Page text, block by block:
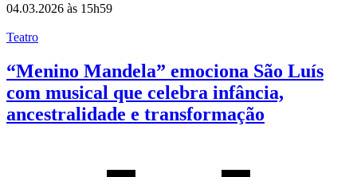
04.03.2026 às 15h59
Teatro
“Menino Mandela” emociona São Luís
com musical que celebra infância,
ancestralidade e transformação